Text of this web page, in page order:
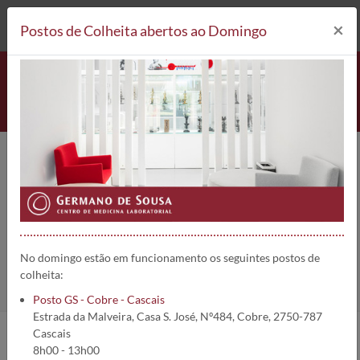
212 693 530* Postos de Colheita
RAST-Aspergillus fumigatus rAsp
f 3 (m220) | 5080
Home Análises RAST-Aspergillus fumigatus rAsp f 3 (m220)
Postos de Colheita abertos ao Domingo ×
No domingo estão em funcionamento os seguintes postos de
colheita:
Posto GS - Cobre - Cascais
Estrada da Malveira, Casa S. José, Nº484, Cobre, 2750-787
Cascais
8h00 - 13h00